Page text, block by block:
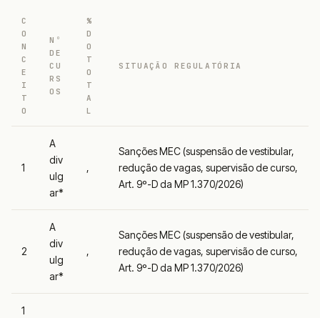
C
O
N
C
E
I
T
O
Nº
DE
CU
RS
OS
%
D
O
T
O
T
A
L
SITUAÇÃO REGULATÓRIA
1
A
div
ulg
ar*
,
Sanções MEC (suspensão de vestibular,
redução de vagas, supervisão de curso,
Art. 9º-D da MP 1.370/2026)
2
A
div
ulg
ar*
,
Sanções MEC (suspensão de vestibular,
redução de vagas, supervisão de curso,
Art. 9º-D da MP 1.370/2026)
1